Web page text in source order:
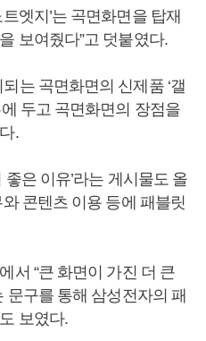
엣지’는 곡면화면을 탑재
보여줬다”고 덧붙였다.
는 곡면화면의 신제품 ‘갤
두고 곡면화면의 장점을
.
은 이유’라는 게시물도 올
콘텐츠 이용 등에 패블릿
서 “큰 화면이 가진 더 큰
문구를 통해 삼성전자의 패
보였다.